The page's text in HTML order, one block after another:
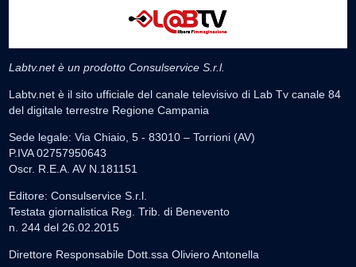
Labtv.net è un prodotto Consulservice S.r.l.
Labtv.net è il sito ufficiale del canale televisivo di Lab Tv canale 84
del digitale terrestre Regione Campania
Sede legale: Via Chiaio, 5 - 83010 – Torrioni (AV)
P.IVA 02757950643
Oscr. R.E.A. AV N.181151
Editore: Consulservice S.r.l.
Testata giornalistica Reg. Trib. di Benevento
n. 244 del 26.02.2015
Direttore Responsabile Dott.ssa Oliviero Antonella